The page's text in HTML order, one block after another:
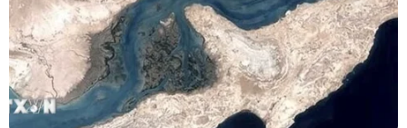
03/08/2026 01:40
Nhận định Việt Nam vs
Indonesia: Thầy Kim cần thay đổi để